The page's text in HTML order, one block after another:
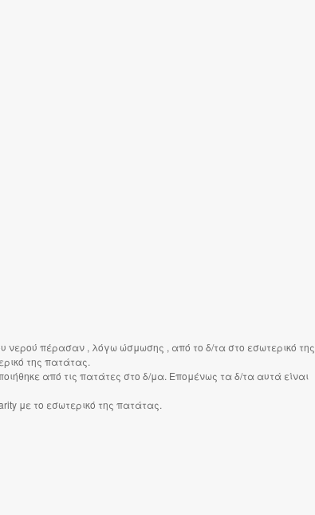
νερού πέρασαν , λόγω ώσμωσης , από το δ/τα στο εσωτερικό της
της πατάτας.
από τις πατάτες στο δ/μα. Επομένως τα δ/τα αυτά είναι
με το εσωτερικό της πατάτας.